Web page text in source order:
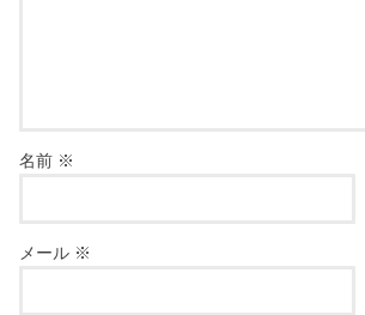
名前 ※
メール ※